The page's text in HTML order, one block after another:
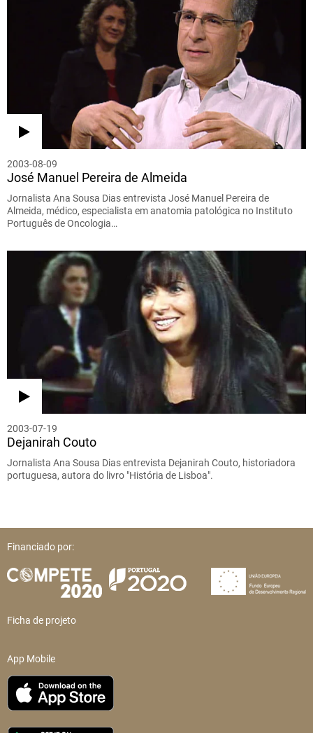
2003-08-09
José Manuel Pereira de Almeida
Jornalista Ana Sousa Dias entrevista José Manuel Pereira de
Almeida, médico, especialista em anatomia patológica no Instituto
Português de Oncologia…
2003-07-19
Dejanirah Couto
Jornalista Ana Sousa Dias entrevista Dejanirah Couto, historiadora
portuguesa, autora do livro "História de Lisboa".
Financiado por:
Ficha de projeto
App Mobile